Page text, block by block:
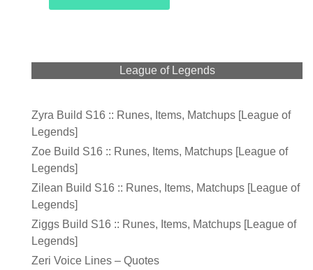
League of Legends
Zyra Build S16 :: Runes, Items, Matchups [League of
Legends]
Zoe Build S16 :: Runes, Items, Matchups [League of
Legends]
Zilean Build S16 :: Runes, Items, Matchups [League of
Legends]
Ziggs Build S16 :: Runes, Items, Matchups [League of
Legends]
Zeri Voice Lines – Quotes